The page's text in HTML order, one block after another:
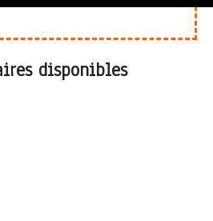
disponibles